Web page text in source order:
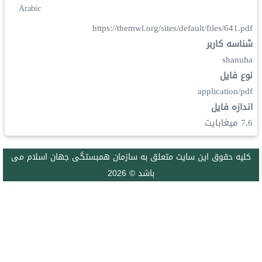
Arabic
https://themwl.org/sites/default/files/641.pdf
شناسه کاربر
shanuha
نوع فایل
application/pdf
اندازه فایل
7.6 ميغابايت
كليه حقوق اين سايت متعلق به سازمان همبستگی جهان اسلام می
باشد © 2026